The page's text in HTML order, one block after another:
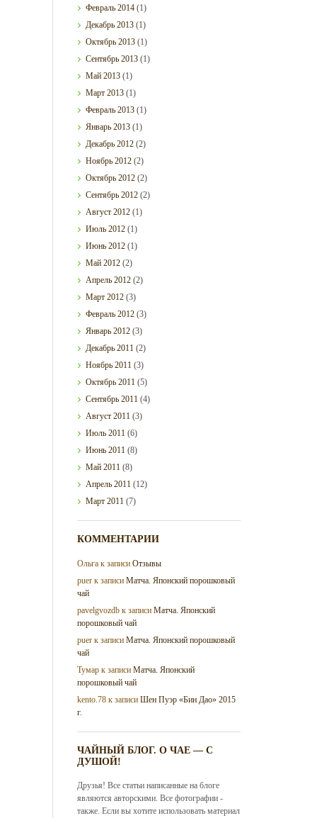
Февраль2014 (1)
Декабрь2013 (1)
Октябрь2013 (1)
Сентябрь2013 (1)
Май2013 (1)
Март2013 (1)
Февраль2013 (1)
Январь2013 (1)
Декабрь2012 (2)
Ноябрь2012 (2)
Октябрь2012 (2)
Сентябрь2012 (2)
Август2012 (1)
Июль2012 (1)
Июнь2012 (1)
Май2012 (2)
Апрель2012 (2)
Март2012 (3)
Февраль2012 (3)
Январь2012 (3)
Декабрь2011 (2)
Ноябрь2011 (3)
Октябрь2011 (5)
Сентябрь2011 (4)
Август2011 (3)
Июль2011 (6)
Июнь2011 (8)
Май2011 (8)
Апрель2011 (12)
Март2011 (7)
КОММЕНТАРИИ
Ольга к записиОтзывы
puer к записиМатча. Японский порошковый
чай
pavelgvozdb к записиМатча. Японский
порошковый чай
puer к записиМатча. Японский порошковый
чай
Тумар к записиМатча. Японский
порошковый чай
kento.78 к записиШен Пуэр «Бин Дао» 2015
г.
ЧАЙНЫЙ БЛОГ. О ЧАЕ — С
ДУШОЙ!
Друзья! Все статьи написанные на блоге
являются авторскими. Все фотографии -
также. Если вы хотите использовать материал